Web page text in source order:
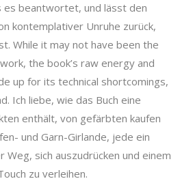
es beantwortet, und lässt den
kontemplativer Unruhe zurück,
While it may not have been the
the book’s raw energy and
up for its technical shortcomings,
Ich liebe, wie das Buch eine
enthält, von gefärbten kaufen
und Garn-Girlande, jede ein
sich auszudrücken und einem
zu verleihen.